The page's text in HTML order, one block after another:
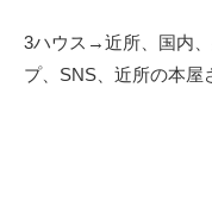
3ハウス→近所、国内
プ、SNS、近所の本